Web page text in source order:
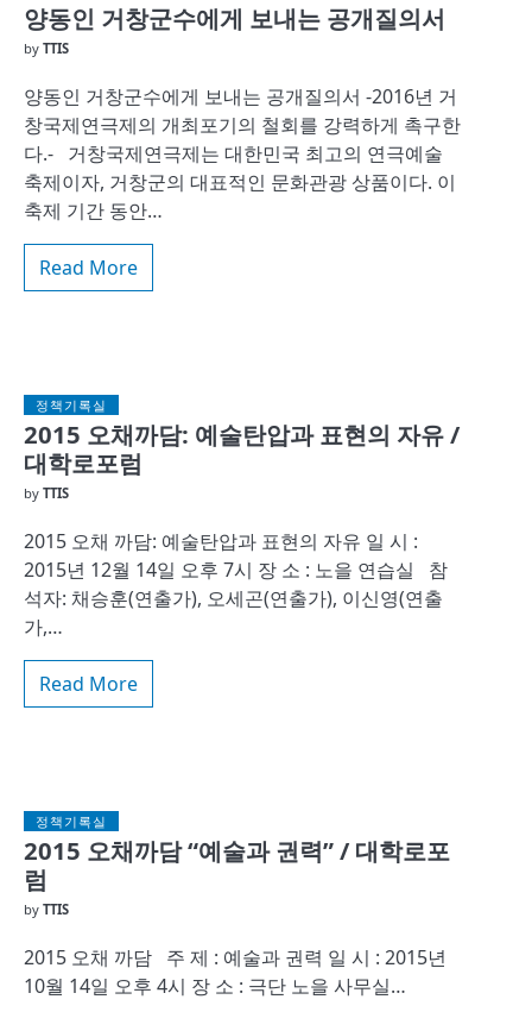
양동인 거창군수에게 보내는 공개질의서
by TTIS
양동인 거창군수에게 보내는 공개질의서 -2016년 거
창국제연극제의 개최포기의 철회를 강력하게 촉구한
다.- 거창국제연극제는 대한민국 최고의 연극예술
축제이자, 거창군의 대표적인 문화관광 상품이다. 이
축제 기간 동안…
Read More
정책기록실
2015 오채까담: 예술탄압과 표현의 자유 /
대학로포럼
by TTIS
2015 오채 까담: 예술탄압과 표현의 자유 일 시 :
2015년 12월 14일 오후 7시 장 소 : 노을 연습실 참
석자: 채승훈(연출가), 오세곤(연출가), 이신영(연출
가,…
Read More
정책기록실
2015 오채까담 “예술과 권력” / 대학로포
럼
by TTIS
2015 오채 까담 주 제 : 예술과 권력 일 시 : 2015년
10월 14일 오후 4시 장 소 : 극단 노을 사무실…